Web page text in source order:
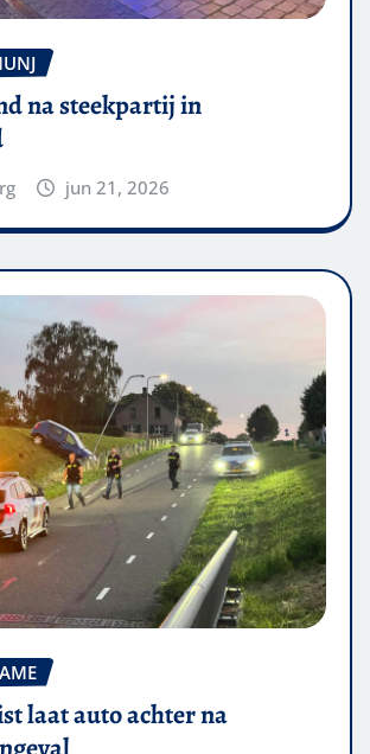
na steekpartij in
jun 21, 2026
laat auto achter na